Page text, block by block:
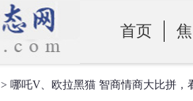
首页
零部件
> 哪吒V、欧拉黑猫 智商情商大比拼，